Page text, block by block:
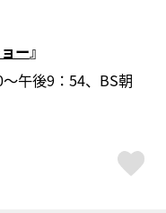
ー』
午後9：54、BS朝